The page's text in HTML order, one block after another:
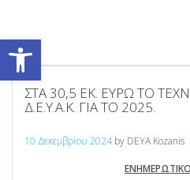
Ανοίξτε τη γραμμή εργαλείων
ΣΤΑ 30,5 ΕΚ. ΕΥΡΏ ΤΟ
Δ.Ε.Υ.Α.Κ. ΓΙΑ ΤΟ 2025.
10 Δεκεμβρίου 2024 by DEYA Kozanis